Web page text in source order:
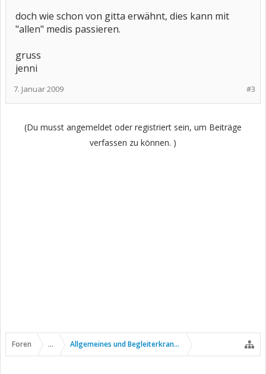
doch wie schon von gitta erwähnt, dies kann mit
"allen" medis passieren.
gruss
jenni
#3
7. Januar 2009
(Du musst angemeldet oder registriert sein, um Beiträge
verfassen zu können. )
Foren ... Allgemeines und Begleiterkrankungen